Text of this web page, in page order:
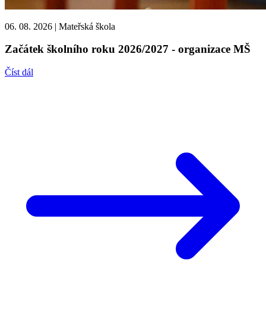
06. 08. 2026 | Mateřská škola
Začátek školního roku 2026/2027 - organizace MŠ
Číst dál